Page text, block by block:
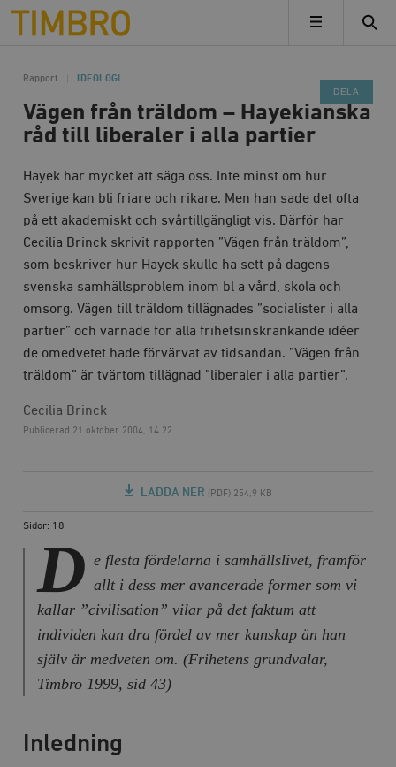
Timbro
MENY
Rapport IDEOLOGI
Vägen från träldom – Hayekianska
råd till liberaler i alla partier
Hayek har mycket att säga oss. Inte minst om hur
Sverige kan bli friare och rikare. Men han sade det ofta
på ett akademiskt och svårtillgängligt vis. Därför har
Cecilia Brinck skrivit rapporten ”Vägen från träldom”,
som beskriver hur Hayek skulle ha sett på dagens
svenska samhällsproblem inom bl a vård, skola och
omsorg. Vägen till träldom tillägnades ”socialister i alla
partier” och varnade för alla frihetsinskränkande idéer
de omedvetet hade förvärvat av tidsandan. ”Vägen från
träldom” är tvärtom tillägnad ”liberaler i alla partier”.
Cecilia Brinck
Publicerad 21 oktober 2004, 14.22
LADDA NER (PDF) 254,9 KB
Sidor: 18
D e flesta fördelarna i samhällslivet, framför
allt i dess mer avancerade former som vi
kallar ”civilisation” vilar på det faktum att
individen kan dra fördel av mer kunskap än han
själv är medveten om. (Frihetens grundvalar,
Timbro 1999, sid 43)
Inledning
DELA